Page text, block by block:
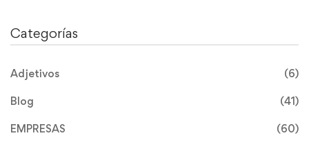
Categorías
Adjetivos (6)
Blog (41)
EMPRESAS (60)